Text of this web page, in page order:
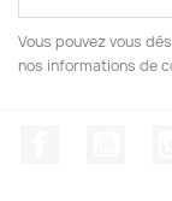
Vous pouvez vous
nos informations de